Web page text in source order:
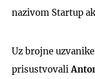
nazivom Startup
Uz brojne
prisustvovali